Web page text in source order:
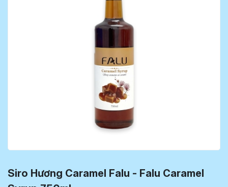
Siro Hương Caramel Falu - Falu Caramel